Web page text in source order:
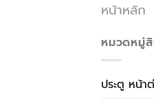
หน้าหลัก
หมวดหมู่สิ
ประตู หน้า